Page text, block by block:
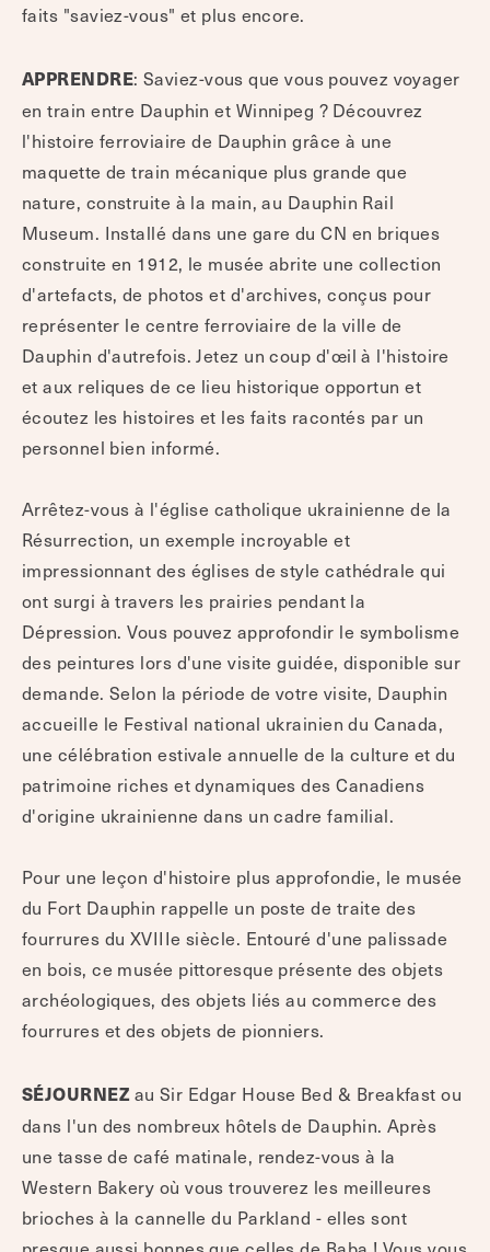
faits "saviez-vous" et plus encore.
APPRENDRE: Saviez-vous que vous pouvez voyager
en train entre Dauphin et Winnipeg ? Découvrez
l'histoire ferroviaire de Dauphin grâce à une
maquette de train mécanique plus grande que
nature, construite à la main, au Dauphin Rail
Museum. Installé dans une gare du CN en briques
construite en 1912, le musée abrite une collection
d'artefacts, de photos et d'archives, conçus pour
représenter le centre ferroviaire de la ville de
Dauphin d'autrefois. Jetez un coup d'œil à l'histoire
et aux reliques de ce lieu historique opportun et
écoutez les histoires et les faits racontés par un
personnel bien informé.
Arrêtez-vous à l'église catholique ukrainienne de la
Résurrection, un exemple incroyable et
impressionnant des églises de style cathédrale qui
ont surgi à travers les prairies pendant la
Dépression. Vous pouvez approfondir le symbolisme
des peintures lors d'une visite guidée, disponible sur
demande. Selon la période de votre visite, Dauphin
accueille le Festival national ukrainien du Canada,
une célébration estivale annuelle de la culture et du
patrimoine riches et dynamiques des Canadiens
d'origine ukrainienne dans un cadre familial.
Pour une leçon d'histoire plus approfondie, le musée
du Fort Dauphin rappelle un poste de traite des
fourrures du XVIIIe siècle. Entouré d'une palissade
en bois, ce musée pittoresque présente des objets
archéologiques, des objets liés au commerce des
fourrures et des objets de pionniers.
SÉJOURNEZau Sir Edgar House Bed & Breakfast ou
dans l'un des nombreux hôtels de Dauphin. Après
une tasse de café matinale, rendez-vous à la
Western Bakery où vous trouverez les meilleures
brioches à la cannelle du Parkland - elles sont